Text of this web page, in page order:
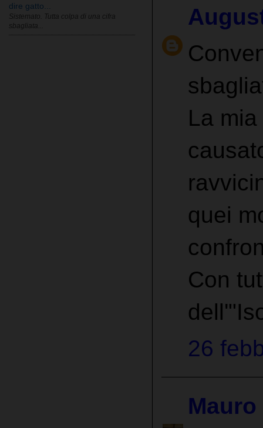
La
quei
Con
26
Mauro
dire gatto...
Sistemato. Tutta colpa di una cifra
sbagliata...